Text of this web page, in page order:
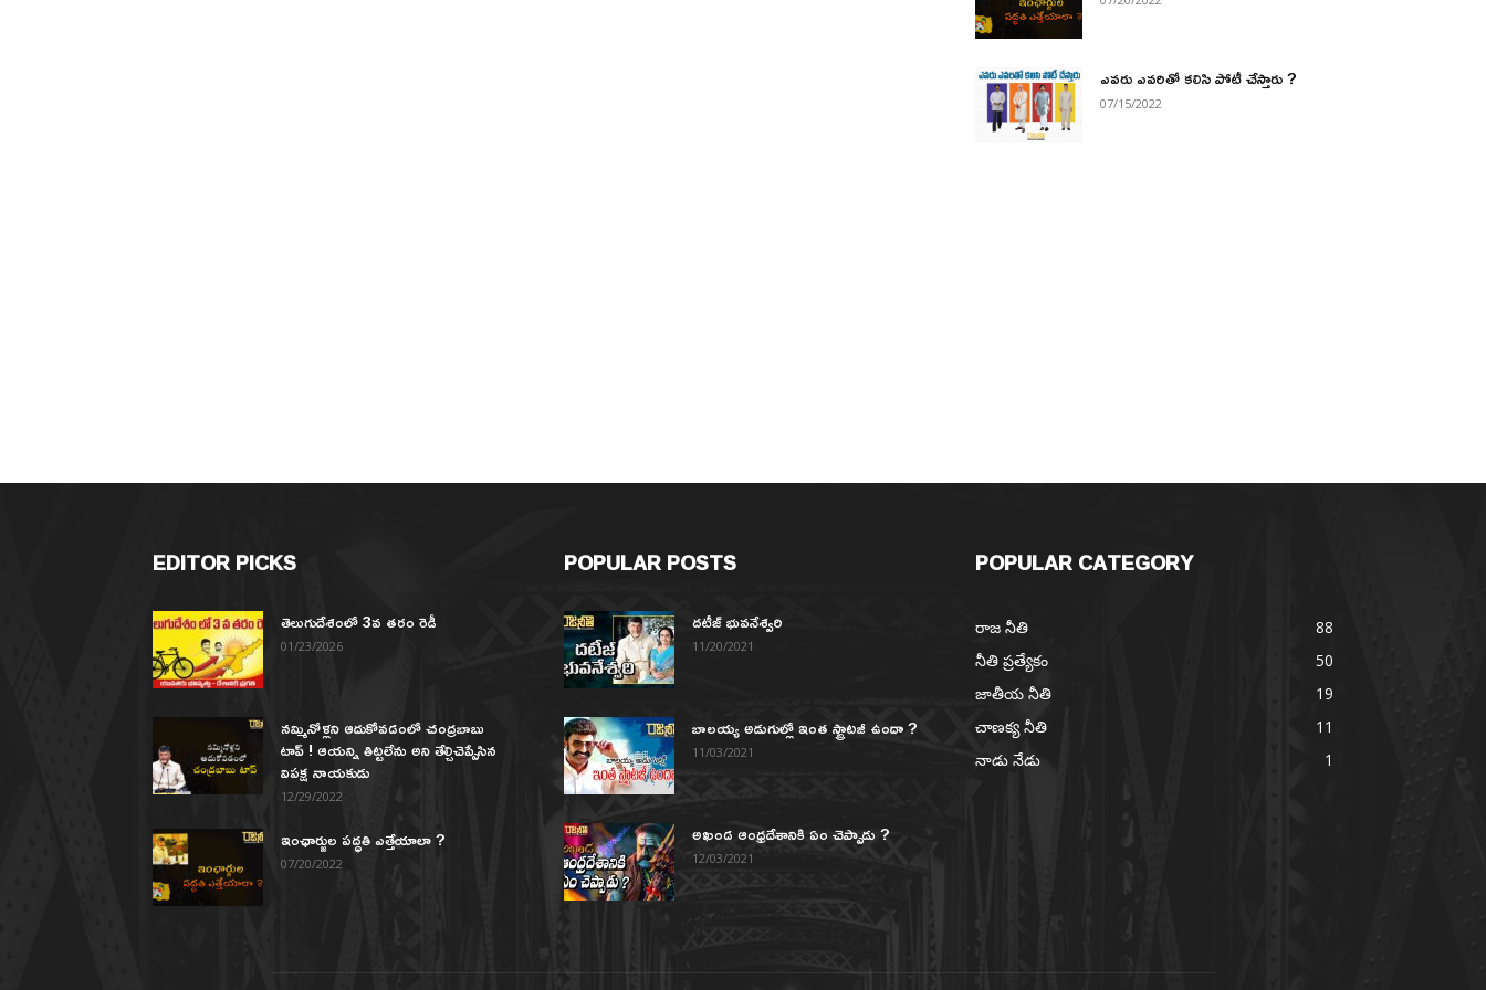
ఎవరు ఎవరితో కలిసి పోటీ చేస్తారు ?
07/15/2022
EDITOR PICKS
తెలుగుదేశంలో 3వ తరం రెడీ
01/23/2026
నమ్మినోళ్లని ఆదుకోవడంలో చంద్రబాబు
టాప్ ! ఆయన్ని తిట్టలేను అని తేల్చిచెప్పేసిన
విపక్ష నాయకుడు
12/29/2022
ఇంఛార్జుల పద్ధతి ఎత్తేయాలా ?
07/20/2022
POPULAR POSTS
దటీజ్ భువనేశ్వరి
11/20/2021
బాలయ్య అడుగుల్లో ఇంత స్ట్రాటజీ ఉందా ?
11/03/2021
అఖండ ఆంధ్రదేశానికి ఏం చెప్పాడు ?
12/03/2021
POPULAR CATEGORY
రాజ నీతి
88
నీతి ప్రత్యేకం
50
జాతీయ నీతి
19
చాణక్య నీతి
11
నాడు నేడు
1